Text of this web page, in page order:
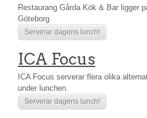
Restaurang Gårda Kök & Bar ligger
Göteborg.
Serverar dagens lunch!
ICA Focus
ICA Focus serverar flera olika
under lunchen.
Serverar dagens lunch!